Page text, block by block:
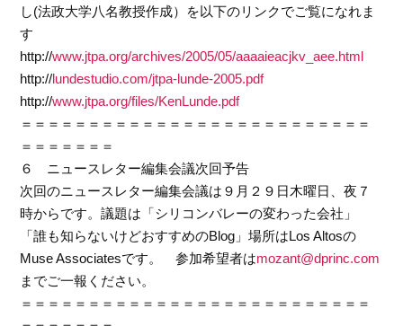
し(法政大学八名教授作成）を以下のリンクでご覧になれま
す
http://www.jtpa.org/archives/2005/05/aaaaieacjkv_aee.html
http://lundestudio.com/jtpa-lunde-2005.pdf
http://www.jtpa.org/files/KenLunde.pdf
＝＝＝＝＝＝＝＝＝＝＝＝＝＝＝＝＝＝＝＝＝＝＝＝＝＝
＝＝＝＝＝＝＝
６ ニュースレター編集会議次回予告
次回のニュースレター編集会議は９月２９日木曜日、夜７
時からです。議題は「シリコンバレーの変わった会社」
「誰も知らないけどおすすめのBlog」場所はLos Altosの
Muse Associatesです。 参加希望者はmozant@dprinc.com
までご一報ください。
＝＝＝＝＝＝＝＝＝＝＝＝＝＝＝＝＝＝＝＝＝＝＝＝＝＝